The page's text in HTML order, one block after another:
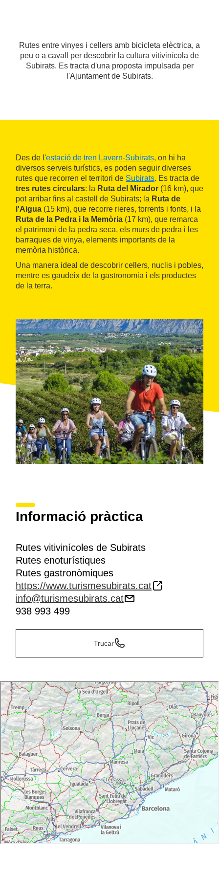
Rutes entre vinyes i cellers amb bicicleta elèctrica, a
peu o a cavall per descobrir la cultura vitivinícola de
Subirats. Es tracta d'una proposta impulsada per
l'Ajuntament de Subirats.
Des de l'estació de tren Lavern-Subirats, on hi ha
diversos serveis turístics, es poden seguir diverses
rutes que recorren el territori de Subirats. Es tracta de
tres rutes circulars: la Ruta del Mirador (16 km), que
pot arribar fins al castell de Subirats; la Ruta de
l'Aigua (15 km), que recorre rieres, torrents i fonts, i la
Ruta de la Pedra i la Memòria (17 km), que remarca
el patrimoni de la pedra seca, els murs de pedra i les
barraques de vinya, elements importants de la
memòria històrica.
Una manera ideal de descobrir cellers, nuclis i pobles,
mentre es gaudeix de la gastronomia i els productes
de la terra.
Informació pràctica
Rutes vitivinícoles de Subirats
Rutes enoturístiques
Rutes gastronòmiques
https://www.turismesubirats.cat
info@turismesubirats.cat
938 993 499
Trucar